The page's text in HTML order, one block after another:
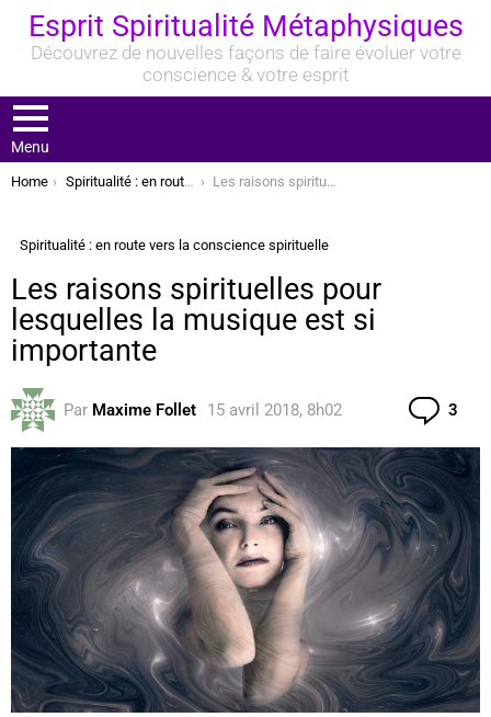
Esprit Spiritualité Métaphysiques
Découvrez de nouvelles façons de faire évoluer votre
conscience & votre esprit
Menu
You are here:
Home Spiritualité : en route vers la conscience spirituelle Les raisons spirituelles pour lesquelles la musique est si importante
Spiritualité : en route vers la conscience spirituelle
Les raisons spirituelles pour
lesquelles la musique est si
importante
Par Maxime Follet 15 avril 2018, 8h02 3